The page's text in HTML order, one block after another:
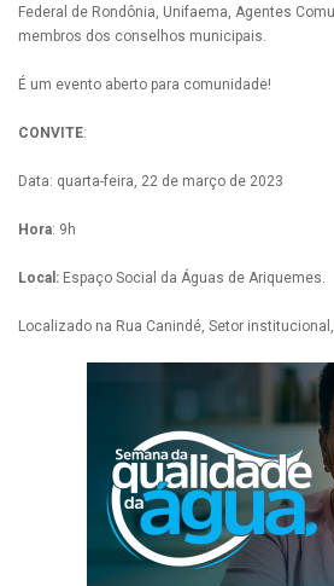
Federal de Rondônia, Unifaema, Agentes
membros dos conselhos municipais.
É um evento aberto para comunidade!
CONVITE:
Data: quarta-feira, 22 de março de 2023
Hora: 9h
Local: Espaço Social da Águas de Ariquemes.
Localizado na Rua Canindé, Setor